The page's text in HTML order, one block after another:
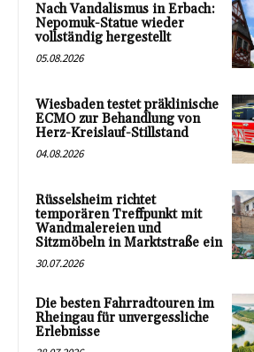
Nach Vandalismus in Erbach:
Nepomuk-Statue wieder
vollständig hergestellt
05.08.2026
Wiesbaden testet präklinische
ECMO zur Behandlung von
Herz-Kreislauf-Stillstand
04.08.2026
Rüsselsheim richtet
temporären Treffpunkt mit
Wandmalereien und
Sitzmöbeln in Marktstraße ein
30.07.2026
Die besten Fahrradtouren im
Rheingau für unvergessliche
Erlebnisse